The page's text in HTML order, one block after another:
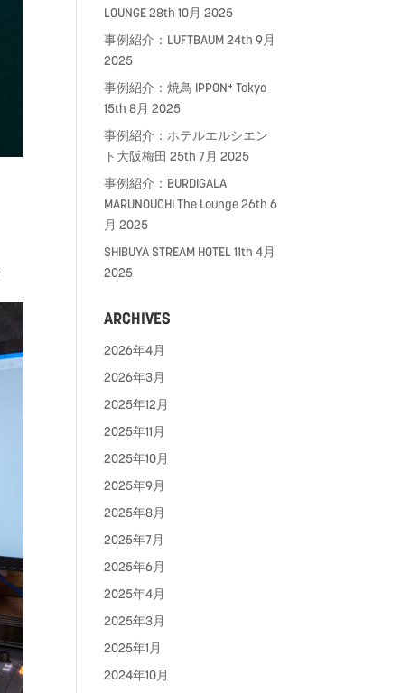
LOUNGE28th 10月 2025
事例紹介：LUFTBAUM24th 9月
2025
事例紹介：焼鳥 IPPON⁺ Tokyo
15th 8月 2025
事例紹介：ホテルエルシエン
ト大阪梅田 25th 7月 2025
事例紹介：BURDIGALA
MARUNOUCHI The Lounge26th 6
月 2025
SHIBUYA STREAM HOTEL11th 4月
2025
ARCHIVES
2026年4月
2026年3月
2025年12月
2025年11月
2025年10月
2025年9月
2025年8月
2025年7月
2025年6月
2025年4月
2025年3月
2025年1月
2024年10月